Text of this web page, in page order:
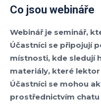
Co jsou webináře
Webinář je seminář,
Účastníci se připojují
místnosti, kde sledují
materiály, které
Účastníci se mohou
prostřednictvím